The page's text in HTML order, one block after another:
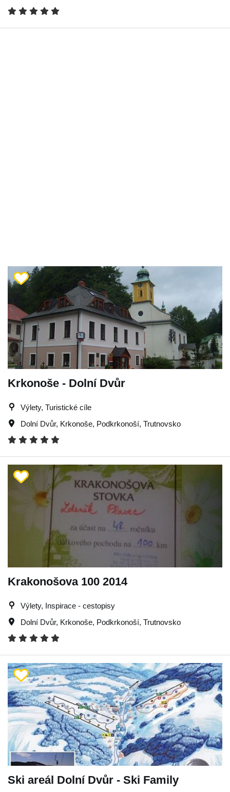
Krkonoše - Dolní Dvůr
Výlety, Turistické cíle
Dolní Dvůr, Krkonoše, Podkrkonoší, Trutnovsko
Krakonošova 100 2014
Výlety, Inspirace - cestopisy
Dolní Dvůr, Krkonoše, Podkrkonoší, Trutnovsko
Ski areál Dolní Dvůr - Ski Family